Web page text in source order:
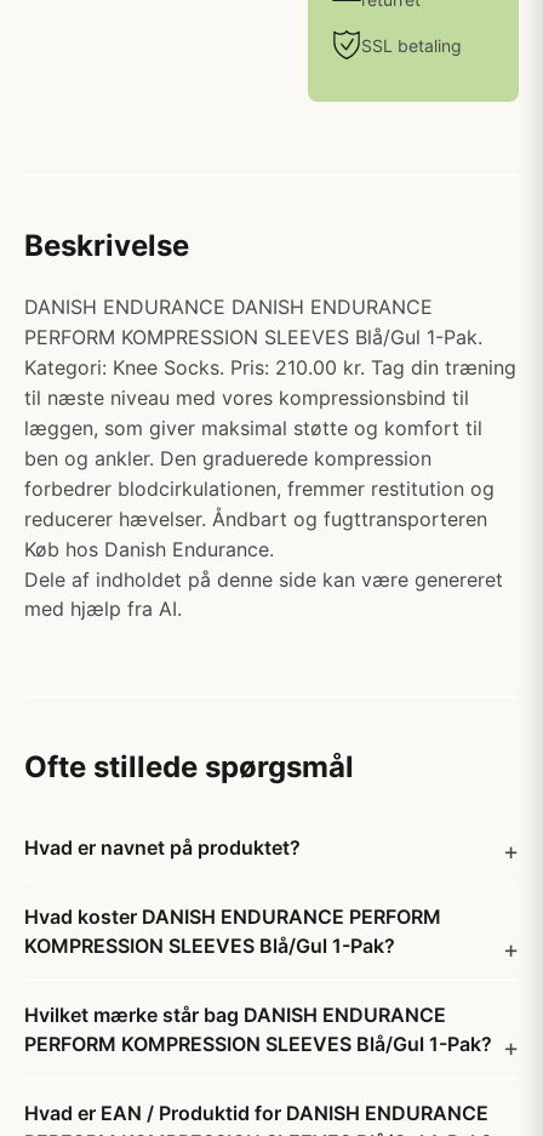
SSL betaling
Beskrivelse
DANISH ENDURANCE DANISH ENDURANCE
PERFORM KOMPRESSION SLEEVES Blå/Gul 1-Pak.
Kategori: Knee Socks. Pris: 210.00 kr. Tag din træning
til næste niveau med vores kompressionsbind til
læggen, som giver maksimal støtte og komfort til
ben og ankler. Den graduerede kompression
forbedrer blodcirkulationen, fremmer restitution og
reducerer hævelser. Åndbart og fugttransporteren
Køb hos Danish Endurance.
Dele af indholdet på denne side kan være genereret
med hjælp fra AI.
Ofte stillede spørgsmål
Hvad er navnet på produktet?
Hvad koster DANISH ENDURANCE PERFORM
KOMPRESSION SLEEVES Blå/Gul 1-Pak?
Hvilket mærke står bag DANISH ENDURANCE
PERFORM KOMPRESSION SLEEVES Blå/Gul 1-Pak?
Hvad er EAN / Produktid for DANISH ENDURANCE